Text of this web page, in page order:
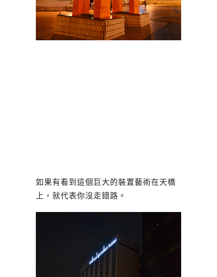
如果有看到這個巨大的裝置藝術在天橋
上，就代表你沒走錯路。